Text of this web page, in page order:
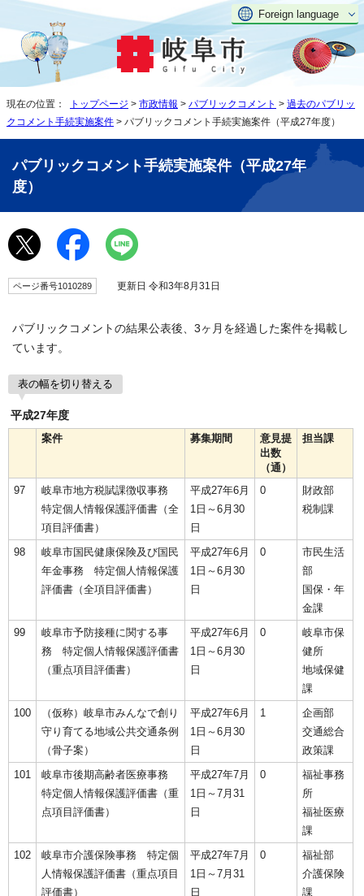
Foreign language
現在の位置： トップページ > 市政情報 > パブリックコメント > 過去のパブリッ
クコメント手続実施案件 > パブリックコメント手続実施案件（平成27年度）
パブリックコメント手続実施案件（平成27年
度）
ページ番号1010289 更新日 令和3年8月31日
パブリックコメントの結果公表後、3ヶ月を経過した案件を掲載し
ています。
表の幅を切り替える
平成27年度
案件
募集期間
意見提
出数
（通）
担当課
97
岐阜市地方税賦課徴収事務
特定個人情報保護評価書（全
項目評価書）
平成27年6月
1日～6月30
日
0
財政部
税制課
98
岐阜市国民健康保険及び国民
年金事務 特定個人情報保護
評価書（全項目評価書）
平成27年6月
1日～6月30
日
0
市民生活
部
国保・年
金課
99
岐阜市予防接種に関する事
務 特定個人情報保護評価書
（重点項目評価書）
平成27年6月
1日～6月30
日
0
岐阜市保
健所
地域保健
課
100
（仮称）岐阜市みんなで創り
守り育てる地域公共交通条例
（骨子案）
平成27年6月
1日～6月30
日
1
企画部
交通総合
政策課
101
岐阜市後期高齢者医療事務
特定個人情報保護評価書（重
点項目評価書）
平成27年7月
1日～7月31
日
0
福祉事務
所
福祉医療
課
102
岐阜市介護保険事務 特定個
人情報保護評価書（重点項目
評価書）
平成27年7月
1日～7月31
日
0
福祉部
介護保険
課